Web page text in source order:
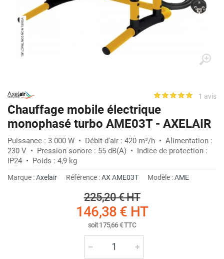
1 avis
Chauffage mobile électrique
monophasé turbo AME03T - AXELAIR
Puissance : 3 000 W • Débit d'air : 420 m³/h • Alimentation :
230 V • Pression sonore : 55 dB(A) • Indice de protection :
IP24 • Poids : 4,9 kg
Marque :Axelair Référence :AX AME03T Modèle :AME
225,20 €HT
146,38 € HT
soit175,66 €TTC